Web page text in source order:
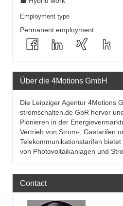
Employment type
Permanent employment
Über die 4Motions GmbH
Die Leipziger Agentur 4Motions
stromschalten.de GbR hervor
Pionieren in der
Vertrieb von Strom-, Gastarifen
Telekommunikationstarifen
von Photovoltaikanlagen und
Contact